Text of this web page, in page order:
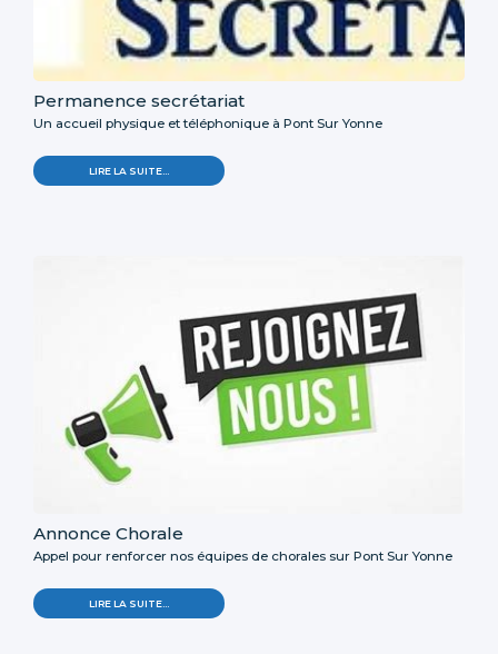
Permanence secrétariat
Un accueil physique et téléphonique à Pont Sur Yonne
LIRE LA SUITE…
Annonce Chorale
Appel pour renforcer nos équipes de chorales sur Pont Sur Yonne
LIRE LA SUITE…